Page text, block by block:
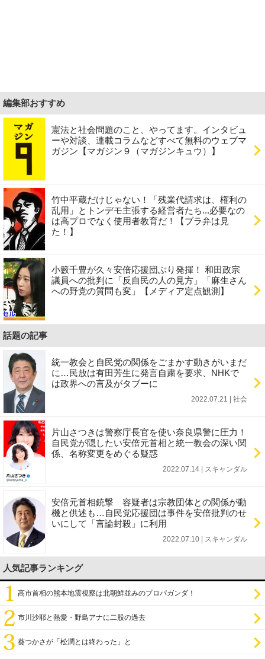
編集部おすすめ
憲法と社会問題のこと、やってます。インタビュ
ーや対談、連載コラムなどすべて無料のウェブマ
ガジン【マガジン９（マガジンキュウ）】
竹中平蔵だけじゃない！「残業代請求は、権利の
乱用」とトンデモ主張する経営者たち...必要なの
は高プロでなく使用者教育だ！【ブラ弁は見
た！】
小籔千豊が久々安倍応援団ぶり発揮！ 和田政宗
議員への批判に「反自民の人の見方」「麻生さん
への野党の質問も変」【メディア定点観測】
話題の記事
統一教会と自民党の関係をごまかす動きがいまだ
に…民放は有田芳生に発言自粛を要求、NHKで
は政界への言及がタブーに
2022.07.21 | 社会
片山さつきは警察庁長官を使い奈良県警に圧力！
自民党が隠したい安倍元首相と統一教会の深い関
係、名称変更をめぐる疑惑
2022.07.14 | スキャンダル
安倍元首相銃撃 容疑者は宗教団体との関係が動
機と供述も…自民党応援団は事件を安倍批判のせ
いにして「言論封殺」に利用
2022.07.10 | スキャンダル
人気記事ランキング
高市首相の熊本地震視察は北朝鮮並みのプロパガンダ！
市川沙耶と熱愛・野島アナに二股の過去
葵つかさが「松潤とは終わった」と